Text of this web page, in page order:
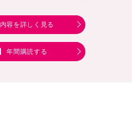
内容を詳しく見る
年間購読する